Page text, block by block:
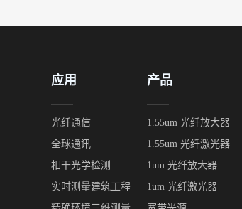
应用
光纤通信
全球通讯
相干光学检测
实时测量建筑工程
产品
1.55um 光纤放大器
1.55um 光纤激光器
1um 光纤放大器
1um 光纤激光器